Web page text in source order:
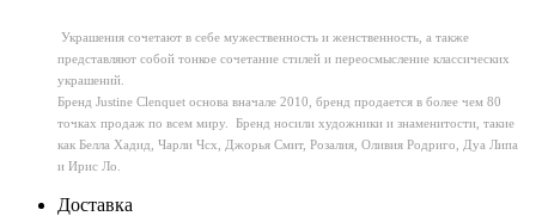
Украшения сочетают в себе мужественность и женственность, а также
представляют собой тонкое сочетание стилей и переосмысление классических
украшений.
Бренд Justine Clenquet основа вначале 2010, бренд продается в более чем 80
точках продаж по всем миру. Бренд носили художники и знаменитости, такие
как Белла Хадид, Чарли Чcx, Джорья Смит, Розалия, Оливия Родриго, Дуа Липа
и Ирис Ло.
Доставка